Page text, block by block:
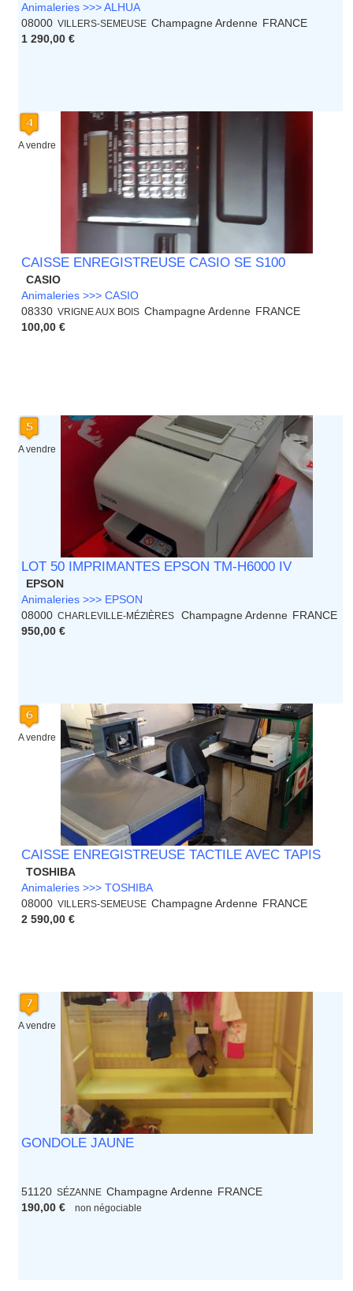
Animaleries >>> ALHUA
08000 VILLERS-SEMEUSE Champagne Ardenne FRANCE
1 290,00 €
A vendre
CAISSE ENREGISTREUSE CASIO SE S100
CASIO
Animaleries >>> CASIO
08330 VRIGNE AUX BOIS Champagne Ardenne FRANCE
100,00 €
A vendre
LOT 50 IMPRIMANTES EPSON TM-H6000 IV
EPSON
Animaleries >>> EPSON
08000 CHARLEVILLE-MÉZIÈRES Champagne Ardenne FRANCE
950,00 €
A vendre
CAISSE ENREGISTREUSE TACTILE AVEC TAPIS
TOSHIBA
Animaleries >>> TOSHIBA
08000 VILLERS-SEMEUSE Champagne Ardenne FRANCE
2 590,00 €
A vendre
GONDOLE JAUNE
51120 SÉZANNE Champagne Ardenne FRANCE
190,00 €
non négociable